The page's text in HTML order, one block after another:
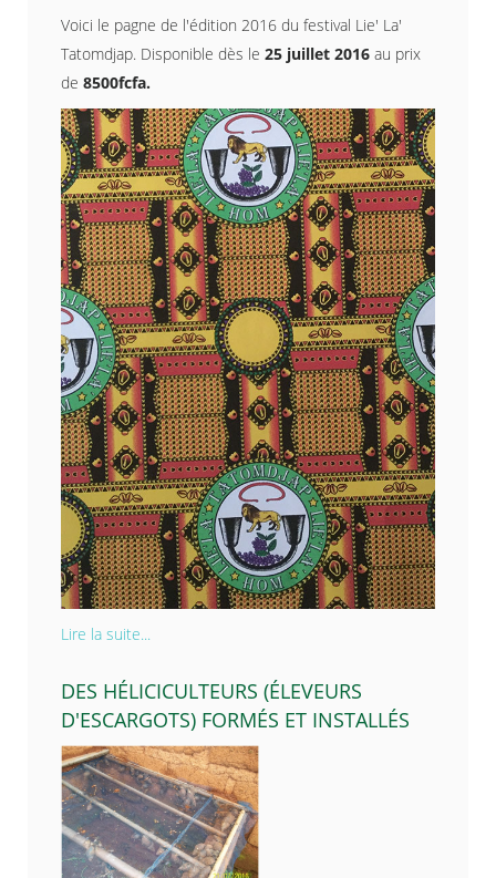
Voici le pagne de l'édition 2016 du festival Lie' La'
Tatomdjap. Disponible dès le 25 juillet 2016 au prix
de 8500fcfa.
Lire la suite...
DES HÉLICICULTEURS (ÉLEVEURS
D'ESCARGOTS) FORMÉS ET INSTALLÉS